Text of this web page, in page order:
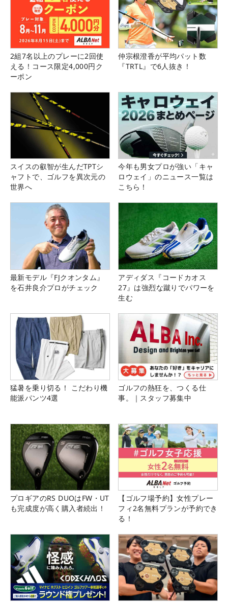
2組7名以上のプレーに2回使
える！コース限定4,000円ク
ーポン
仲宗根澄香が平均パット数
『TRTL』で6人抜き！
スイスの叡智が生んだTPTシ
ャフトで、ゴルフを異次元の
世界へ
今年も男女プロが強い「キャ
ロウェイ」のニュース一覧は
こちら！
最新モデル『FJクオンタム』
を石井良介プロがチェック
アディダス『コードカオス
27』は強烈な蹴りでパワーを
生む
猛暑を乗り切る！ こだわり機
能派パンツ4選
ゴルフの熱狂を、つくる仕
事。｜スタッフ募集中
プロギアのRS DUOはFW・UT
も完成度が高く購入者続出！
【ゴルフ場予約】女性プレー
フィ2名無料プランが予約でき
る！